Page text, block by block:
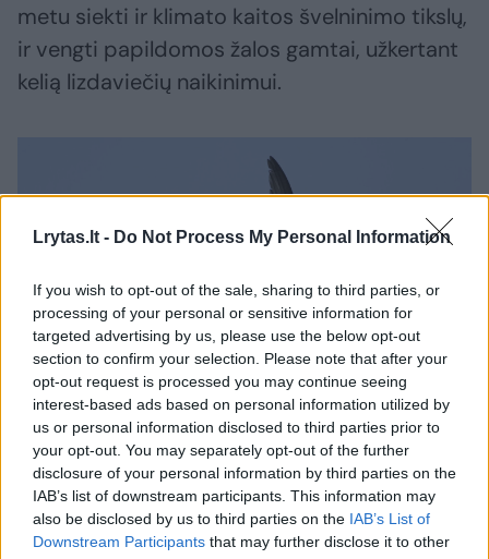
Lrytas.lt - Do Not Process My Personal Information
If you wish to opt-out of the sale, sharing to third parties, or
processing of your personal or sensitive information for
targeted advertising by us, please use the below opt-out
section to confirm your selection. Please note that after your
opt-out request is processed you may continue seeing
interest-based ads based on personal information utilized by
us or personal information disclosed to third parties prior to
your opt-out. You may separately opt-out of the further
disclosure of your personal information by third parties on the
IAB’s list of downstream participants. This information may
also be disclosed by us to third parties on the IAB’s List of
Downstream Participants that may further disclose it to other
metu siekti ir klimato kaitos švelninimo tikslų,
ir vengti papildomos žalos gamtai, užkertant
kelią lizdaviečių naikinimui.
Daugiau nuotraukų (3)
Čiurlys.
123rf nuotr.